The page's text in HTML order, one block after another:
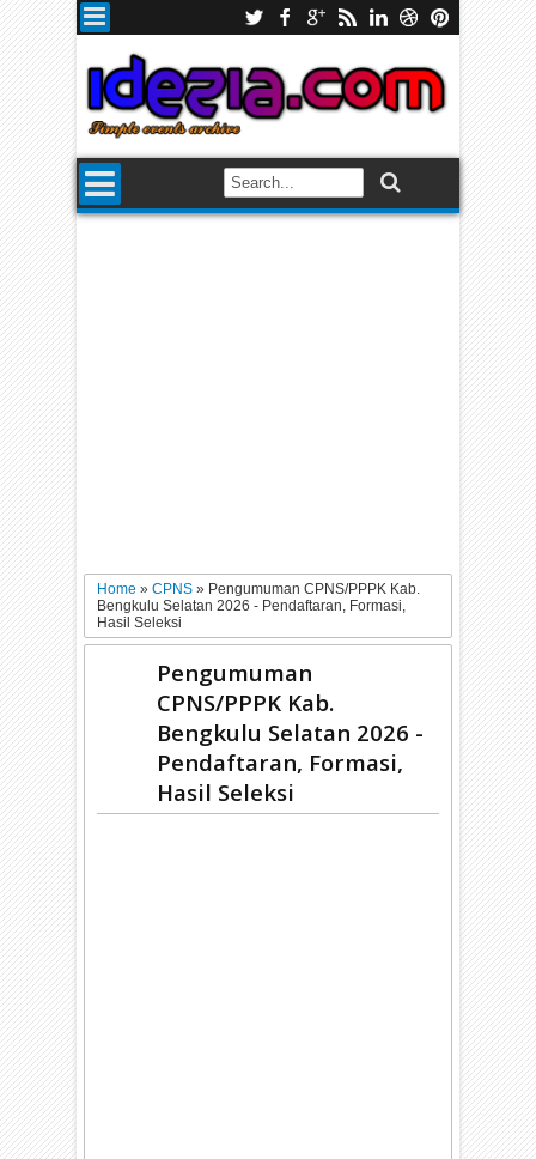
Home»CPNS» Pengumuman CPNS/PPPK Kab.
Bengkulu Selatan 2026 - Pendaftaran, Formasi,
Hasil Seleksi
Pengumuman
CPNS/PPPK Kab.
Bengkulu Selatan 2026 -
Pendaftaran, Formasi,
Hasil Seleksi